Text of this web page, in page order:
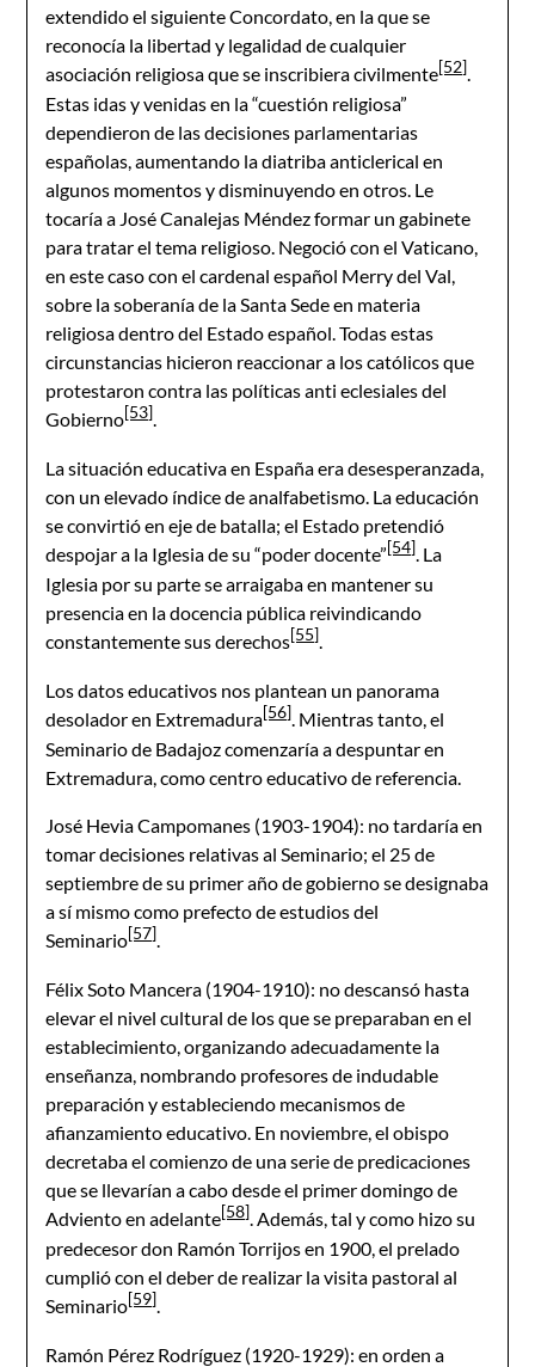
extendido el siguiente Concordato, en la que se
reconocía la libertad y legalidad de cualquier
asociación religiosa que se inscribiera civilmente[52].
Estas idas y venidas en la “cuestión religiosa”
dependieron de las decisiones parlamentarias
españolas, aumentando la diatriba anticlerical en
algunos momentos y disminuyendo en otros. Le
tocaría a José Canalejas Méndez formar un gabinete
para tratar el tema religioso. Negoció con el Vaticano,
en este caso con el cardenal español Merry del Val,
sobre la soberanía de la Santa Sede en materia
religiosa dentro del Estado español. Todas estas
circunstancias hicieron reaccionar a los católicos que
protestaron contra las políticas anti eclesiales del
Gobierno[53].
La situación educativa en España era desesperanzada,
con un elevado índice de analfabetismo. La educación
se convirtió en eje de batalla; el Estado pretendió
despojar a la Iglesia de su “poder docente”[54]. La
Iglesia por su parte se arraigaba en mantener su
presencia en la docencia pública reivindicando
constantemente sus derechos[55].
Los datos educativos nos plantean un panorama
desolador en Extremadura[56]. Mientras tanto, el
Seminario de Badajoz comenzaría a despuntar en
Extremadura, como centro educativo de referencia.
José Hevia Campomanes (1903-1904): no tardaría en
tomar decisiones relativas al Seminario; el 25 de
septiembre de su primer año de gobierno se designaba
a sí mismo como prefecto de estudios del
Seminario[57].
Félix Soto Mancera (1904-1910): no descansó hasta
elevar el nivel cultural de los que se preparaban en el
establecimiento, organizando adecuadamente la
enseñanza, nombrando profesores de indudable
preparación y estableciendo mecanismos de
afianzamiento educativo. En noviembre, el obispo
decretaba el comienzo de una serie de predicaciones
que se llevarían a cabo desde el primer domingo de
Adviento en adelante[58]. Además, tal y como hizo su
predecesor don Ramón Torrijos en 1900, el prelado
cumplió con el deber de realizar la visita pastoral al
Seminario[59].
Ramón Pérez Rodríguez (1920-1929): en orden a